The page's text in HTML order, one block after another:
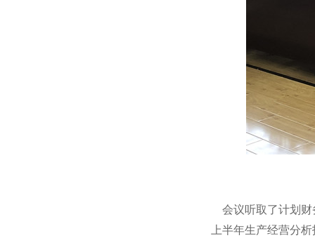
会议听取了计划财
上半年生产经营分